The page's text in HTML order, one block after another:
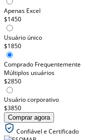
Apenas Excel
$1450
Usuário único
$1850
Comprado Frequentemente
Múltiplos usuários
$2850
Usuário corporativo
$3850
Comprar agora
Confiável e Certificado